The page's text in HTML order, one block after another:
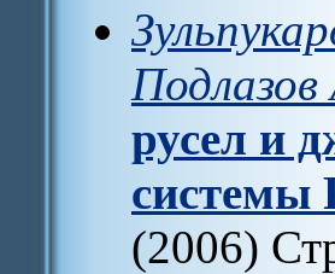
русел и
системы
(2006)